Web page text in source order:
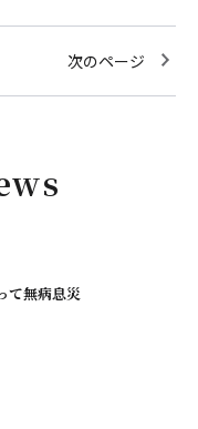
次のページ
て無病息災